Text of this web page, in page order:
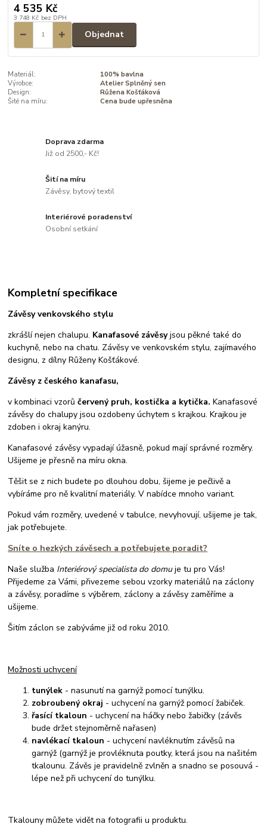
4 535 Kč
3 748 Kč bez DPH
Objednat
Materiál:
100% bavlna
Výrobce:
Atelier Splněný sen
Design:
Růžena Košťáková
Šité na míru:
Cena bude upřesněna
Doprava zdarma
Již od 2500,- Kč!
Šití na míru
Závěsy, bytový textil
Interiérové poradenství
Osobní setkání
Kompletní specifikace
Závěsy venkovského stylu
zkrášlí nejen chalupu. Kanafasové závěsyjsou pěkné také do
kuchyně, nebo na chatu. Závěsy ve venkovském stylu, zajímavého
designu, z dílny Růženy Košťákové.
Závěsy z českého kanafasu,
v kombinaci vzorůčervený pruh, kostička a kytička.Kanafasové
závěsy do chalupy jsou ozdobeny úchytem s krajkou. Krajkou je
zdoben i okraj kanýru.
Kanafasové závěsy vypadají úžasně, pokud mají správné rozměry.
Ušijeme je přesně na míru okna.
Těšit se z nich budete po dlouhou dobu, šijeme je pečlivě a
vybíráme pro ně kvalitní materiály. V nabídce mnoho variant.
Pokud vám rozměry, uvedené v tabulce, nevyhovují, ušijeme je tak,
jak potřebujete.
Sníte o hezkých závěsech a potřebujete poradit?
Naše služba Interiérový specialista do domuje tu pro Vás!
Přijedeme za Vámi, přivezeme sebou vzorky materiálů na záclony
a závěsy, poradíme s výběrem, záclony a závěsy zaměříme a
ušijeme.
Šitím záclon se zabýváme již od roku 2010.
Možnosti uchycení
tunýlek - nasunutí na garnýž pomocí tunýlku.
zobroubený okraj - uchycení na garnýž pomocí žabiček.
řasící tkaloun - uchycení na háčky nebo žabičky (závěs
bude držet stejnoměrně nařasen)
navlékací tkaloun - uchycení navléknutím závěsů na
garnýž (garnýž je provléknuta poutky, která jsou na našitém
tkalounu. Závěs je pravidelně zvlněn a snadno se posouvá -
lépe než při uchycení do tunýlku.
Tkalouny můžete vidět na fotografii u produktu.